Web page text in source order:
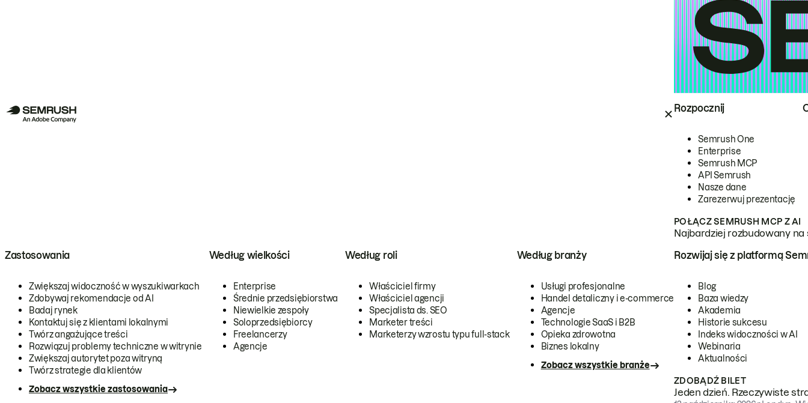
Rozpocznij
Semrush One
Enterprise
Semrush MCP
API Semrush
Nasze dane
Zarezerwuj prezentację
POŁĄCZ SEMRUSH MCP Z AI
Najbardziej rozbudowany
Zastosowania
Zwiększaj widoczność w wyszukiwarkach
Zdobywaj rekomendacje od AI
Badaj rynek
Kontaktuj się z klientami lokalnymi
Twórz angażujące treści
Rozwiązuj problemy techniczne w witrynie
Zwiększaj autorytet poza witryną
Twórz strategie dla klientów
Zobacz wszystkie zastosowania
Według wielkości
Enterprise
Średnie przedsiębiorstwa
Niewielkie zespoły
Soloprzedsiębiorcy
Freelancerzy
Agencje
Według roli
Właściciel firmy
Właściciel agencji
Specjalista ds. SEO
Marketer treści
Marketerzy wzrostu typu full-stack
Według branży
Usługi profesjonalne
Handel detaliczny i e-commerce
Agencje
Technologie SaaS i B2B
Opieka zdrowotna
Biznes lokalny
Zobacz wszystkie branże
Rozwijaj się z platformą
Blog
Baza wiedzy
Akademia
Historie sukcesu
Indeks widoczności w AI
Webinaria
Aktualności
ZDOBĄDŹ BILET
Jeden dzień. Rzeczywiste